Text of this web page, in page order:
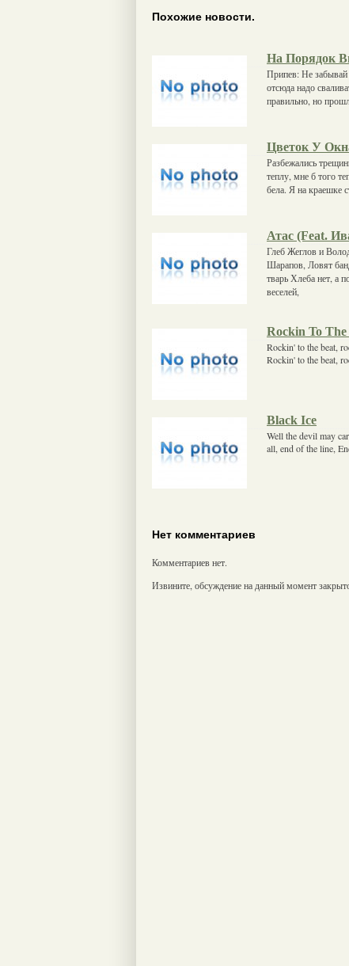
Похожие новости.
На Порядок
Припев: Не
отсюда надо
правильно, но
Цветок У
Разбежались
теплу, мне б того
бела. Я на краешке
Атас (Feat.
Глеб Жеглов и
Шарапов, Ловят
тварь Хлеба нет, а
веселей,
Rockin To The
Rockin' to the beat,
Rockin' to the beat,
Black Ice
Well the devil may
all, end of the line,
Нет комментариев
Комментариев нет.
Извините, обсуждение на данный момент